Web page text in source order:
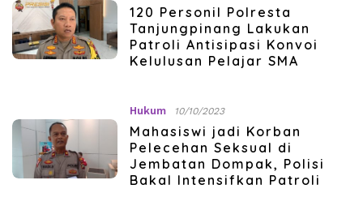
120 Personil Polresta
Tanjungpinang Lakukan
Patroli Antisipasi Konvoi
Kelulusan Pelajar SMA
Hukum 10/10/2023
Mahasiswi jadi Korban
Pelecehan Seksual di
Jembatan Dompak, Polisi
Bakal Intensifkan Patroli